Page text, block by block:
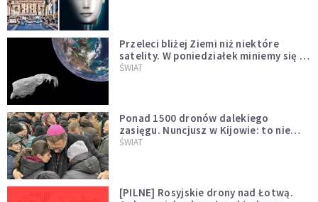
Przeleci bliżej Ziemi niż niektóre
satelity. W poniedziałek miniemy się z
asteroidą, która poprzedzi znacznie
ŚWIAT
Ponad 1500 dronów dalekiego
zasięgu. Nuncjusz w Kijowie: to nie
wygląda na wolę zakończenia wojny
ŚWIAT
[PILNE] Rosyjskie drony nad Łotwą.